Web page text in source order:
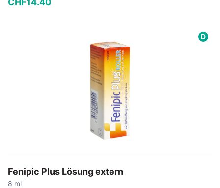
CHF14.40
In den Warenkorb
D
Fenipic Plus Lösung extern
8 ml